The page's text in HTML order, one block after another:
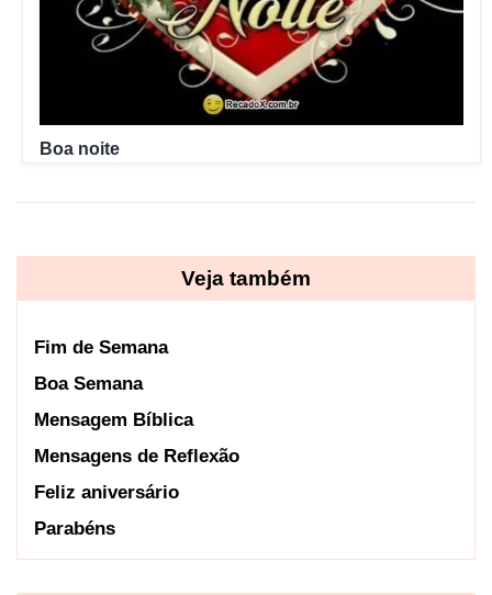
Boa noite
Veja também
Fim de Semana
Boa Semana
Mensagem Bíblica
Mensagens de Reflexão
Feliz aniversário
Parabéns